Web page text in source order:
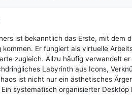
ist bekanntlich das Erste, mit dem
Er fungiert als virtuelle
zugleich. Allzu häufig verwandelt
Labyrinth aus Icons,
ist nicht nur ein ästhetisches
systematisch organisierter